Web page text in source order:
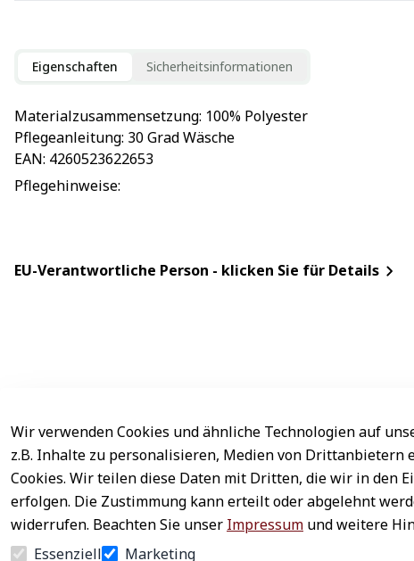
Eigenschaften Sicherheitsinformationen
Materialzusammensetzung: 100% Polyester
Pflegeanleitung: 30 Grad Wäsche
EAN: 4260523622653
Pflegehinweise:
EU-Verantwortliche Person - klicken Sie für Details
Wir verwenden Cookies und ähnliche Technologien auf
z.B. Inhalte zu personalisieren, Medien von
Cookies. Wir teilen diese Daten mit Dritten, die wir in den
erfolgen. Die Zustimmung kann erteilt oder abgelehnt
widerrufen. Beachten Sie unser Impressum und weitere
Essenziell
Marketing
Rechtliches
AGB
Impressum
Datenschutz
Widerrufsrecht
Service
Kontakt
Registrieren
Zahlung &